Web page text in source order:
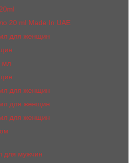
20 ml Made In UAE
для женщин
мл
для женщин
для женщин
для женщин
для мужчин